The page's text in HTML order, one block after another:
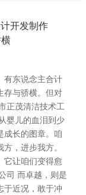
开发制作
有东说念主合计
存与骄横。但对
正茂清洁技术工
婴儿的血泪到少
成长的图章。咱
，进步我方。
它让咱们变得愈
司 而卓越，则是
于近况，敢于冲